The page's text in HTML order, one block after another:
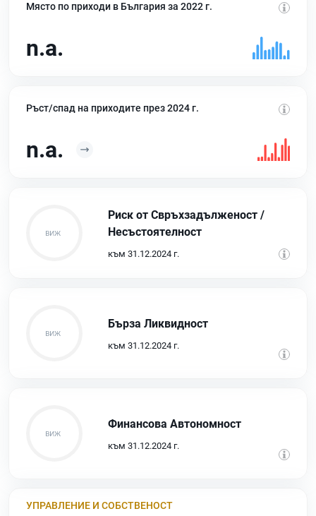
Място по приходи в България за 2022 г.
n.a.
Ръст/спад на приходите през 2024 г.
n.a.
Риск от Свръхзадълженост /
Несъстоятелност
към 31.12.2024 г.
Бърза Ликвидност
към 31.12.2024 г.
Финансова Автономност
към 31.12.2024 г.
УПРАВЛЕНИЕ И СОБСТВЕНОСТ